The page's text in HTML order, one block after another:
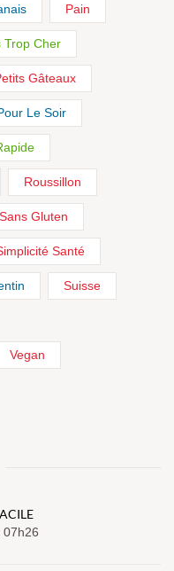
Pain
Trop Cher
Gâteaux
Le Soir
Roussillon
Sans Gluten
Santé
Suisse
Vegan
07h26